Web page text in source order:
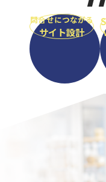
問合せにつながる
サイト設計